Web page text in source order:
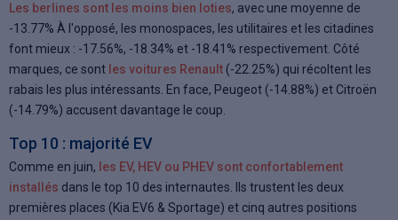
Les berlines sont les moins bien loties, avec une moyenne de
-13.77% À l'opposé, les monospaces, les utilitaires et les citadines
font mieux : -17.56%, -18.34% et -18.41% respectivement. Côté
marques, ce sont les voitures Renault (-22.25%) qui récoltent les
rabais les plus intéressants. En face, Peugeot (-14.88%) et Citroën
(-14.79%) accusent davantage le coup.
Top 10 : majorité EV
Comme en juin, les EV, HEV ou PHEV sont confortablement
installés dans le top 10 des internautes. Ils trustent les deux
premières places (Kia EV6 & Sportage) et cinq autres positions